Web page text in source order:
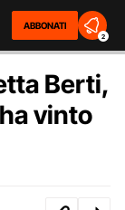
ABBONATI
2
Berti,
vinto